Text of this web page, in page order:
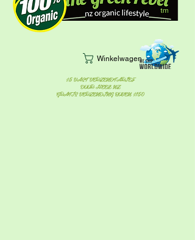
Winkelwagen
$5 VAST VERZENDTARIEF
DOOR HEEL NZ
GRATIS VERZENDING BOVEN $150